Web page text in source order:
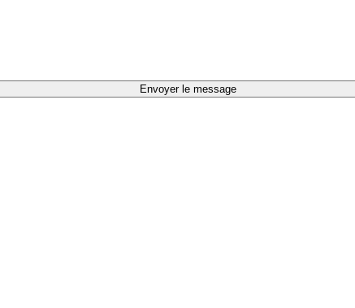
Envoyer le message